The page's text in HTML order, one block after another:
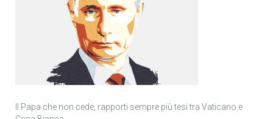
Il Papa che non cede, rapporti sempre più tesi tra Vaticano e